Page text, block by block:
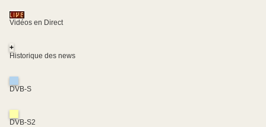
Vidéos en Direct
+
Historique des news
DVB-S
DVB-S2